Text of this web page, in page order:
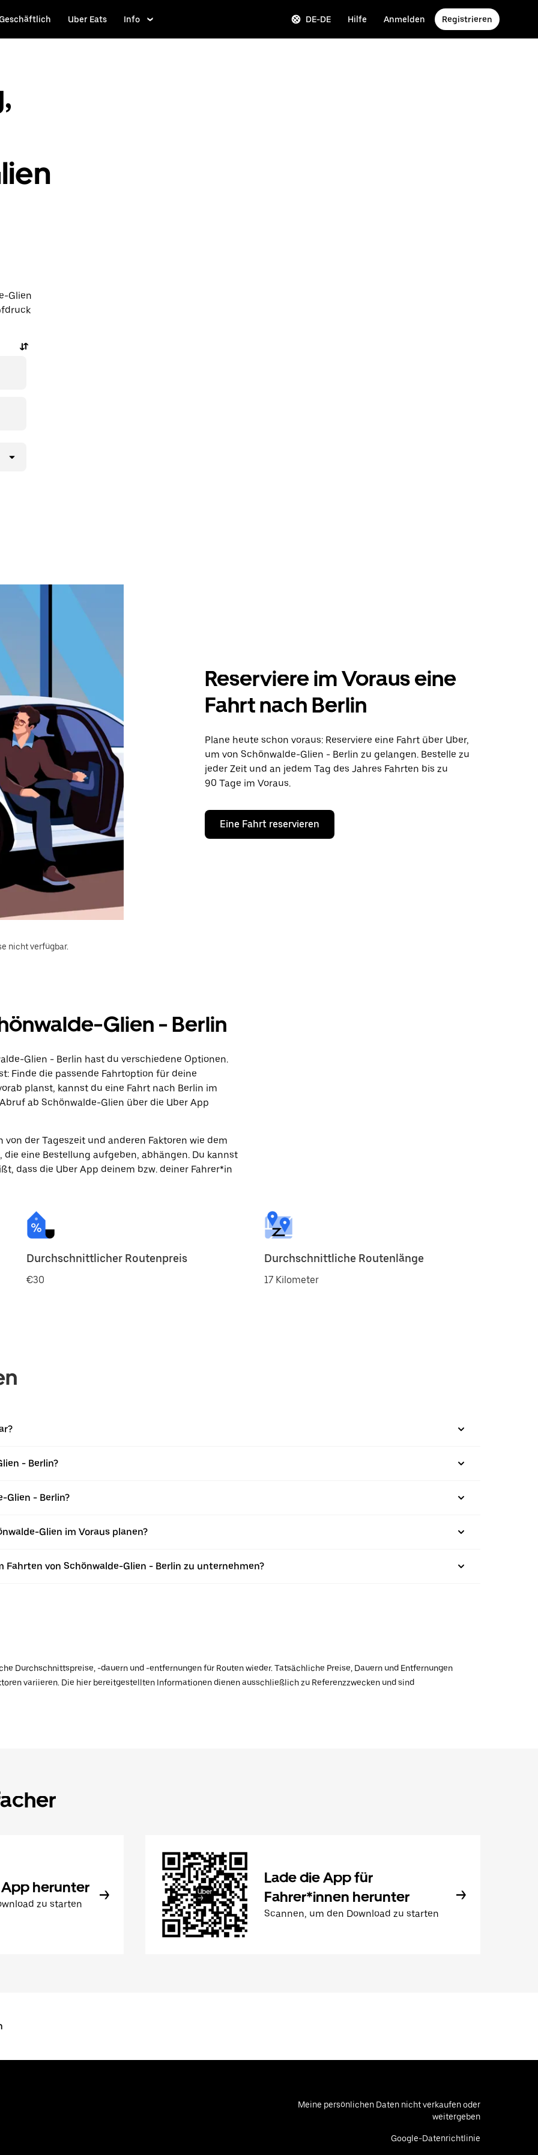
Uber Eats Info DE-DE Hilfe Anmelden Registrieren
Glien
Reserviere im Voraus eine
Fahrt nach Berlin
Plane heute schon voraus: Reserviere eine Fahrt über Uber,
um von Schönwalde-Glien - Berlin zu gelangen. Bestelle zu
jeder Zeit und an jedem Tag des Jahres Fahrten bis zu
90 Tage im Voraus.
Eine Fahrt reservieren
nicht verfügbar.
Glien - Berlin
Glien - Berlin hast du verschiedene Optionen.
Finde die passende Fahrtoption für deine
planst, kannst du eine Fahrt nach Berlin im
ab Schönwalde-Glien über die Uber App
der Tageszeit und anderen Faktoren wie dem
eine Bestellung aufgeben, abhängen. Du kannst
dass die Uber App deinem bzw. deiner Fahrer*in
Durchschnittlicher Routenpreis
€30
Durchschnittliche Routenlänge
17 Kilometer
- Berlin?
Glien - Berlin?
Glien im Voraus planen?
Fahrten von Schönwalde-Glien - Berlin zu unternehmen?
Durchschnittspreise, -dauern und -entfernungen für Routen wieder. Tatsächliche Preise, Dauern und Entfernungen
variieren. Die hier bereitgestellten Informationen dienen ausschließlich zu Referenzzwecken und sind
herunter
zu starten
Lade die App für
Fahrer*innen herunter
Scannen, um den Download zu starten
Meine persönlichen Daten nicht verkaufen oder
weitergeben
Google-Datenrichtlinie